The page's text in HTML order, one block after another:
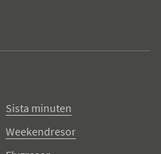
Sista minuten
Weekendresor